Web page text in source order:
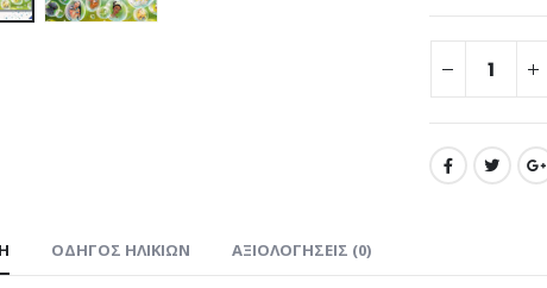
ΟΔΗΓΌΣ ΗΛΙΚΙΏΝ ΑΞΙΟΛΟΓΉΣΕΙΣ (0)